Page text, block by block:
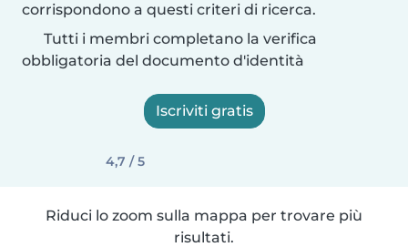
corrispondono a questi criteri di ricerca.
Tutti i membri completano la verifica
obbligatoria del documento d'identità
Iscriviti gratis
4,7 / 5
Riduci lo zoom sulla mappa per trovare più
risultati.